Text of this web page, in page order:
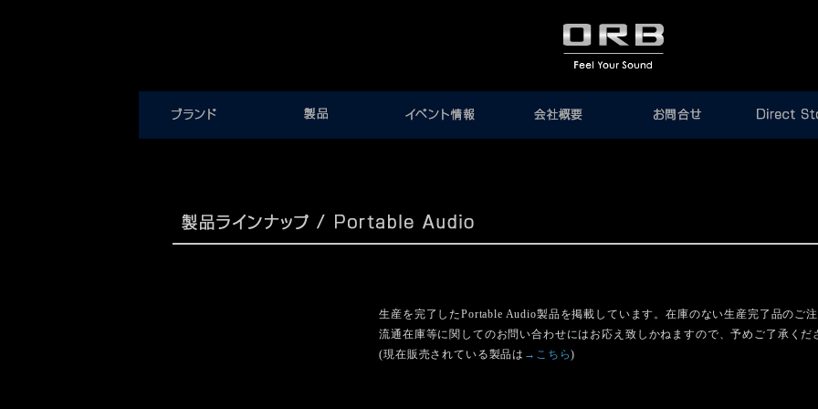
生産を完了したPortable Audio製品を掲載しています。在庫のない生産完了品のご
流通在庫等に関してのお問い合わせにはお応え致しかねますので、予めご了承くだ
(現在販売されている製品は →こちら)